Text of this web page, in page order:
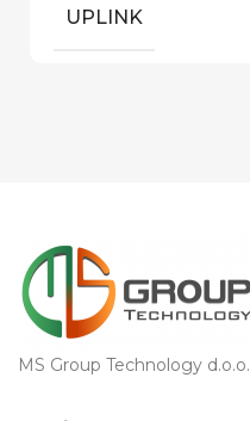
UPLINK
MS Group Technology d.o.o.